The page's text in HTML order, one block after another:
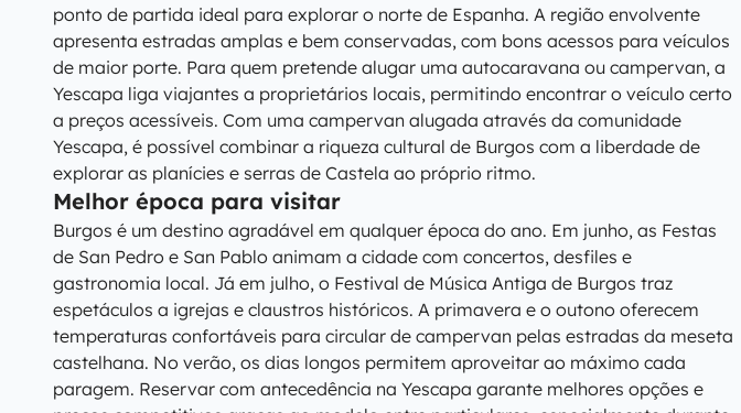
ponto de partida ideal para explorar o norte de Espanha. A região envolvente
apresenta estradas amplas e bem conservadas, com bons acessos para veículos
de maior porte. Para quem pretende alugar uma autocaravana ou campervan, a
Yescapa liga viajantes a proprietários locais, permitindo encontrar o veículo certo
a preços acessíveis. Com uma campervan alugada através da comunidade
Yescapa, é possível combinar a riqueza cultural de Burgos com a liberdade de
explorar as planícies e serras de Castela ao próprio ritmo.
Melhor época para visitar
Burgos é um destino agradável em qualquer época do ano. Em junho, as Festas
de San Pedro e San Pablo animam a cidade com concertos, desfiles e
gastronomia local. Já em julho, o Festival de Música Antiga de Burgos traz
espetáculos a igrejas e claustros históricos. A primavera e o outono oferecem
temperaturas confortáveis para circular de campervan pelas estradas da meseta
castelhana. No verão, os dias longos permitem aproveitar ao máximo cada
paragem. Reservar com antecedência na Yescapa garante melhores opções e